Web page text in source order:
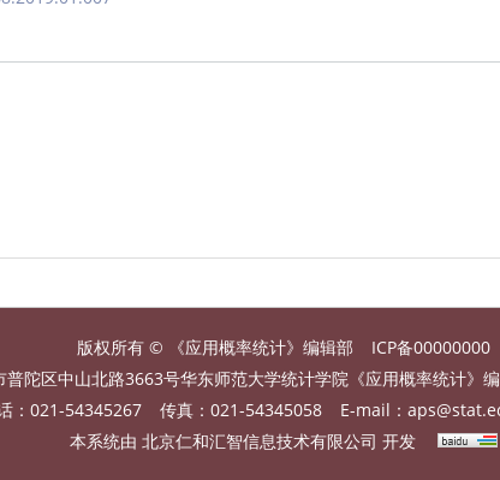
版权所有 © 《应用概率统计》编辑部
ICP备00000000
普陀区中山北路3663号华东师范大学统计学院《应用概率统计》
：021-54345267
传真：021-54345058 E-mail：
本系统由 北京仁和汇智信息技术有限公司 开发